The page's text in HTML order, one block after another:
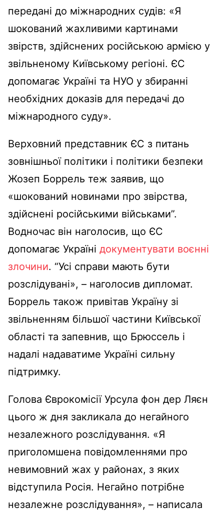
передані до міжнародних судів: «Я
шокований жахливими картинами
звірств, здійснених російською армією у
звільненому Київському регіоні. ЄС
допомагає Україні та НУО у збиранні
необхідних доказів для передачі до
міжнародного суду».
Верховний представник ЄС з питань
зовнішньої політики і політики безпеки
Жозеп Боррель теж заявив, що
«шокований новинами про звірства,
здійснені російськими військами”.
Водночас він наголосив, що ЄС
допомагає Україні документувати воєнні
злочини. “Усі справи мають бути
розслідувані», – наголосив дипломат.
Боррель також привітав Україну зі
звільненням більшої частини Київської
області та запевнив, що Брюссель і
надалі надаватиме Україні сильну
підтримку.
Голова Єврокомісії Урсула фон дер Ляєн
цього ж дня закликала до негайного
незалежного розслідування. «Я
приголомшена повідомленнями про
невимовний жах у районах, з яких
відступила Росія. Негайно потрібне
незалежне розслідування», – написала